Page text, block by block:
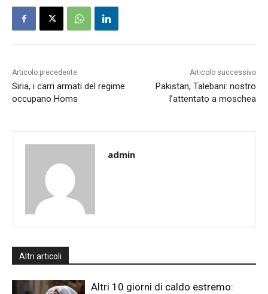
Articolo precedente
Siria, i carri armati del regime
occupano Homs
Articolo successivo
Pakistan, Talebani: nostro
l’attentato a moschea
admin
Altri articoli
Altri 10 giorni di caldo estremo: